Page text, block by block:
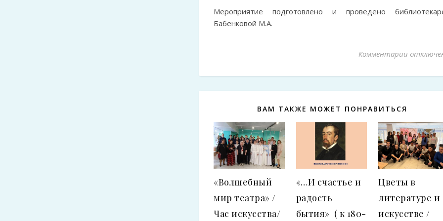
Мероприятие подготовлено и проведено
Бабенковой М.А.
Комментарии к
ВАМ ТАКЖЕ МОЖЕТ ПОНРАВИТЬСЯ
«Волшебный
мир театра» /
Час искусства/
«…И счастье и
радость
бытия» ( к 180-
Цветы в
литературе и
искусстве /